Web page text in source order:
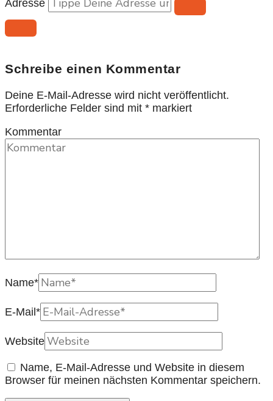
Adresse
Schreibe einen Kommentar
Deine E-Mail-Adresse wird nicht veröffentlicht.
Erforderliche Felder sind mit * markiert
Kommentar
Name*
E-Mail*
Website
Name, E-Mail-Adresse und Website in diesem
Browser für meinen nächsten Kommentar speichern.